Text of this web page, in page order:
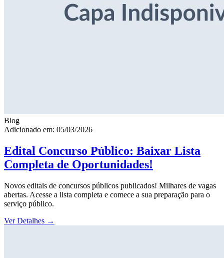
Blog
Adicionado em: 05/03/2026
Edital Concurso Público: Baixar Lista
Completa de Oportunidades!
Novos editais de concursos públicos publicados! Milhares de vagas
abertas. Acesse a lista completa e comece a sua preparação para o
serviço público.
Ver Detalhes →